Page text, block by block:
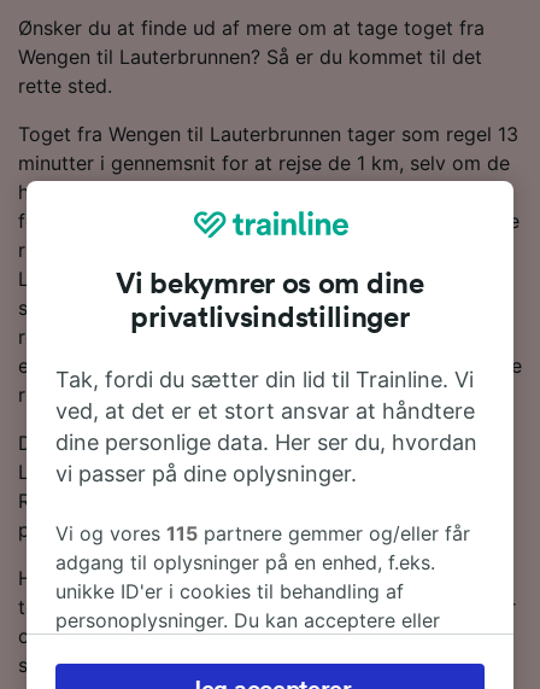
Ønsker du at finde ud af mere om at tage toget fra
Wengen til Lauterbrunnen? Så er du kommet til det
rette sted.
Toget fra Wengen til Lauterbrunnen tager som regel 13
minutter i gennemsnit for at rejse de 1 km, selv om de
hurtigste tjenester kan tage 13 minutter. Du kan
forvente at finde 37 tog om dagen på denne populære
rute. Godt nyt! Der er direkte tog til rådighed til
Lauterbrunnen, så du kan gøre dig det behageligt, så
snart du stiger om bord på toget, så du kan nyde
rejsen. Hele eller dele af din rejse vil være om bord på
et SBB-tog, da de er den største togoperatør på denne
rute.
Du kan spare penge på togbilletter fra Wengen til
Lauterbrunnen, hvis du bestiller i forvejen. Brug vores
Rejseplanlægger øverst på siden for at sammenligne
priser og få de billigste billetter.
Hvis du vil vide mere om rejsen, så læs videre om
togplaner og,-tips til, hvordan du finder billige billetter
og ofte stillede spørgsmål, deriblandt de første og
sidste togtider. Vil du direkte til bestilling? Lav en
Vi bekymrer os om dine
privatlivsindstillinger
Tak, fordi du sætter din lid til Trainline. Vi
ved, at det er et stort ansvar at håndtere
dine personlige data. Her ser du, hvordan
vi passer på dine oplysninger.
Vi og vores115 partnere gemmer og/eller får
adgang til oplysninger på en enhed, f.eks.
unikke ID'er i cookies til behandling af
personoplysninger. Du kan acceptere eller
herunder din ret til at gøre indsigelse, hvor